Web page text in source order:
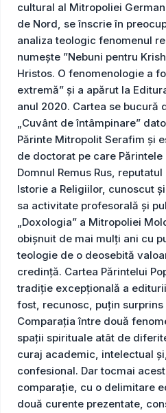
cultural al Mitropoliei
de Nord, se înscrie în
analiza teologic fenomenul
numește ”Nebuni pentru
Hristos. O fenomenologie a
extremă” și a apărut la
anul 2020. Cartea se bucură
„Cuvânt de întâmpinare”
Părinte Mitropolit Serafim și
de doctorat pe care
Domnul Remus Rus,
Istorie a Religiilor, cunoscut
sa activitate profesorală și
„Doxologia” a Mitropoliei
obișnuit de mai mulți ani cu
teologie de o deosebită
credință. Cartea Părintelui
tradiție excepțională a
fost, recunosc, puțin
Comparația între două
spații spirituale atât de
curaj academic, intelectual
confesional. Dar tocmai
comparație, cu o delimitare
două curente prezentate,